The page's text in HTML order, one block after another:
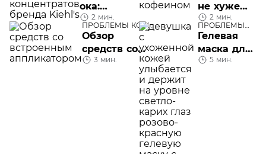
ока:
концентрат
против
морщин
для кожи
2 мин.
не хуже
кофе: 5
средств с
кофеином
2 мин.
ПРОБЛЕМЫ КОЖИ
ЛИЦА
Обзор
средств со
встроенным
аппликатором
3 мин.
ПРОБЛЕМЫ
КОЖИ ЛИЦА
Гелевая
маска для
глаз5 мин.